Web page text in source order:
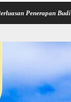
Daya Padi PM-AAS